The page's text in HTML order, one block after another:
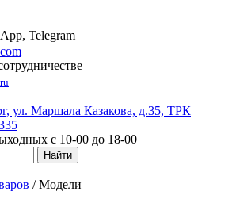
Telegram
ул. Маршала Казакова, д.35, ТРК
с 10-00 до 18-00
/Модели